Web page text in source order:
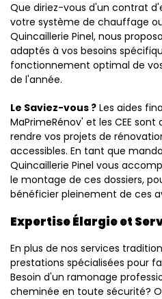
Que diriez-vous d'un contrat
votre système de chauffage
Quincaillerie Pinel, nous
adaptés à vos besoins
fonctionnement optimal de
de l'année.
Le Saviez-vous ? Les aides
MaPrimeRénov' et les CEE
rendre vos projets de
accessibles. En tant que
Quincaillerie Pinel vous
le montage de ces dossiers,
bénéficier pleinement de ces
Expertise Élargie et
En plus de nos services
prestations spécialisées pour
Besoin d'un ramonage
cheminée en toute sécurité?